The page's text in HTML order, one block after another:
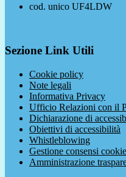
cod. unico UF4LDW
Sezione Link Utili
Cookie policy
Note legali
Informativa Privacy
Ufficio Relazioni con il
Dichiarazione di
Obiettivi di accessibilità
Whistleblowing
Gestione consensi cookie
Amministrazione